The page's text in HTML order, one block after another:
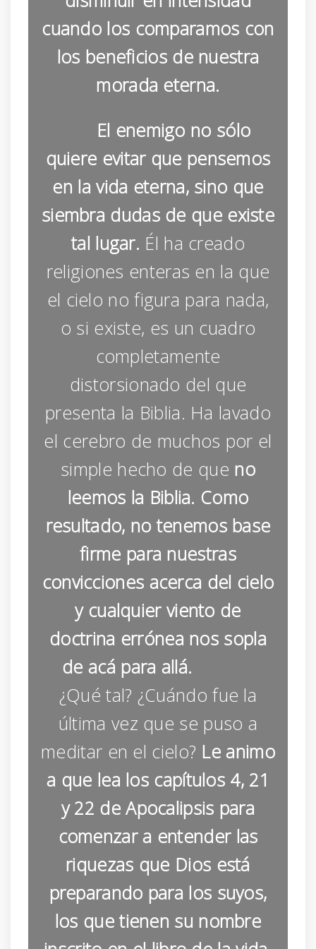
cuando los comparamos con
los beneficios de nuestra
morada eterna.
El enemigo no sólo
quiere evitar que pensemos
en la vida eterna, sino que
siembra dudas de que existe
tal lugar. Él ha creado
religiones enteras en la que
el cielo no figura para nada,
o si existe, es un cuadro
completamente
distorsionado del que
presenta la Biblia. Ha lavado
el cerebro de muchos por el
simple hecho de que no
leemos la Biblia. Como
resultado, no tenemos base
firme para nuestras
convicciones acerca del cielo
y cualquier viento de
doctrina errónea nos sopla
de acá para allá.
¿Qué tal? ¿Cuándo fue la
última vez que se puso a
meditar en el cielo? Le animo
a que lea los capítulos 4, 21
y 22 de Apocalipsis para
comenzar a entender las
riquezas que Dios está
preparando para los suyos,
los que tienen su nombre